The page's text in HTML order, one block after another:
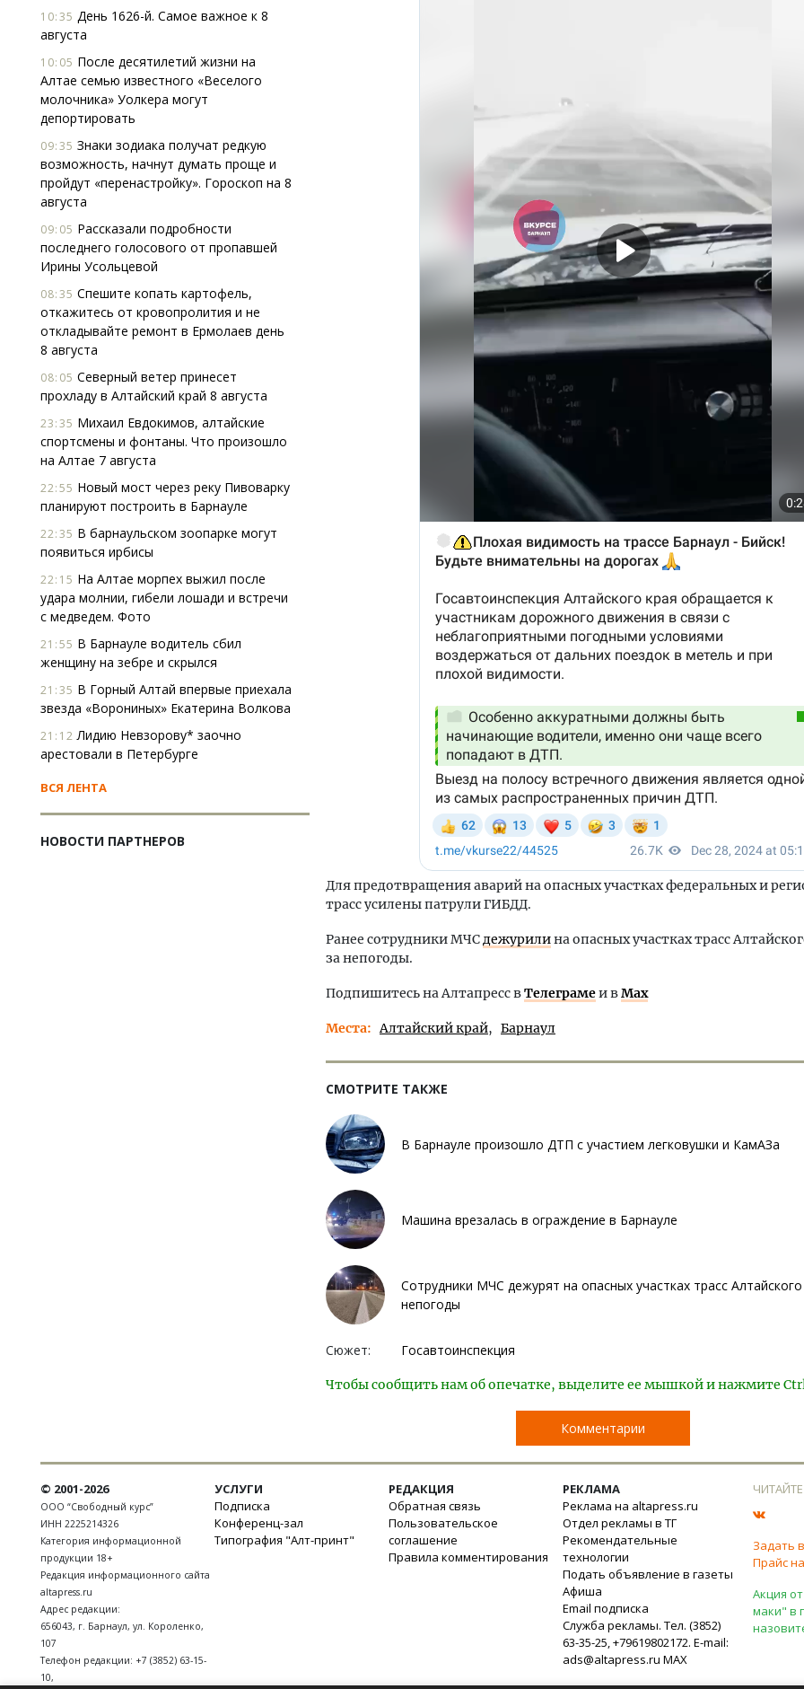
10:35 День 1626-й. Самое важное к 8
августа
10:05 После десятилетий жизни на
Алтае семью известного «Веселого
молочника» Уолкера могут
депортировать
09:35 Знаки зодиака получат редкую
возможность, начнут думать проще и
пройдут «перенастройку». Гороскоп на 8
августа
09:05 Рассказали подробности
последнего голосового от пропавшей
Ирины Усольцевой
08:35 Спешите копать картофель,
откажитесь от кровопролития и не
откладывайте ремонт в Ермолаев день
8 августа
08:05 Северный ветер принесет
прохладу в Алтайский край 8 августа
23:35 Михаил Евдокимов, алтайские
спортсмены и фонтаны. Что произошло
на Алтае 7 августа
22:55 Новый мост через реку Пивоварку
планируют построить в Барнауле
22:35 В барнаульском зоопарке могут
появиться ирбисы
22:15 На Алтае морпех выжил после
удара молнии, гибели лошади и встречи
с медведем. Фото
21:55 В Барнауле водитель сбил
женщину на зебре и скрылся
21:35 В Горный Алтай впервые приехала
звезда «Ворониных» Екатерина Волкова
21:12 Лидию Невзорову* заочно
арестовали в Петербурге
ВСЯ ЛЕНТА
НОВОСТИ ПАРТНЕРОВ
Для предотвращения аварий на опасных участках федеральных и
трасс усилены патрули ГИБДД.
Ранее сотрудники МЧСдежурилина опасных участках трасс
за непогоды.
Подпишитесь на Алтапресс вТелеграмеи вMax
Места Алтайский край Барнаул
СМОТРИТЕ ТАКЖЕ
В Барнауле произошло ДТП с участием легковушки и КамАЗа
Машина врезалась в ограждение в Барнауле
Сотрудники МЧС дежурят на опасных участках трасс Алтайского
непогоды
Сюжет: Госавтоинспекция
Чтобы сообщить нам об опечатке, выделите ее мышкой и нажмите
Комментарии
© 2001-2026
ООО “Свободный курс”
ИНН 2225214326
Категория информационной
продукции 18+
Редакция информационного сайта
altapress.ru
Адрес редакции:
656043, г. Барнаул, ул. Короленко,
107
Телефон редакции: +7 (3852) 63-15-
10,
УСЛУГИ
Подписка
Конференц-зал
Типография "Алт-принт"
РЕДАКЦИЯ
Обратная связь
Пользовательское
соглашение
Правила комментирования
РЕКЛАМА
Реклама на altapress.ru
Отдел рекламы в ТГ
Рекомендательные
технологии
Подать объявление в газеты
Афиша
Email подписка
Служба рекламы. Тел. (3852)
63-35-25, +79619802172. E-mail:
ads@altapress.ru MAX
Задать
Прайс
Акция
маки" в